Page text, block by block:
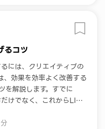
るコツ
には、クリエイティブの
、効果を効率よく改善する
を解説します。すでに
けでなく、これからLINE